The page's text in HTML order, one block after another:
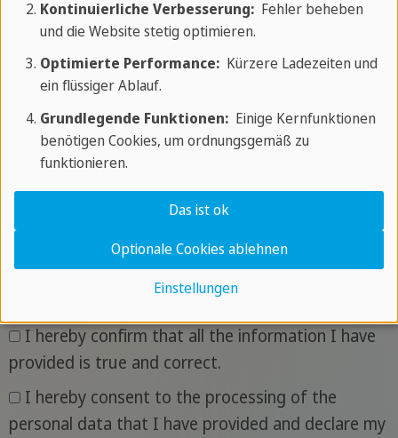
References and qualifications
Confirmation
I hereby confirm that all the information I have
provided is true and correct.
I hereby consent to the processing of the
personal data that I have provided and declare my
Kontinuierliche Verbesserung:Fehler beheben
und die Website stetig optimieren.
Optimierte Performance:Kürzere Ladezeiten und
ein flüssiger Ablauf.
Grundlegende Funktionen:Einige Kernfunktionen
benötigen Cookies, um ordnungsgemäß zu
funktionieren.
Einstellungen
Optionale Cookies ablehnen
Das ist ok